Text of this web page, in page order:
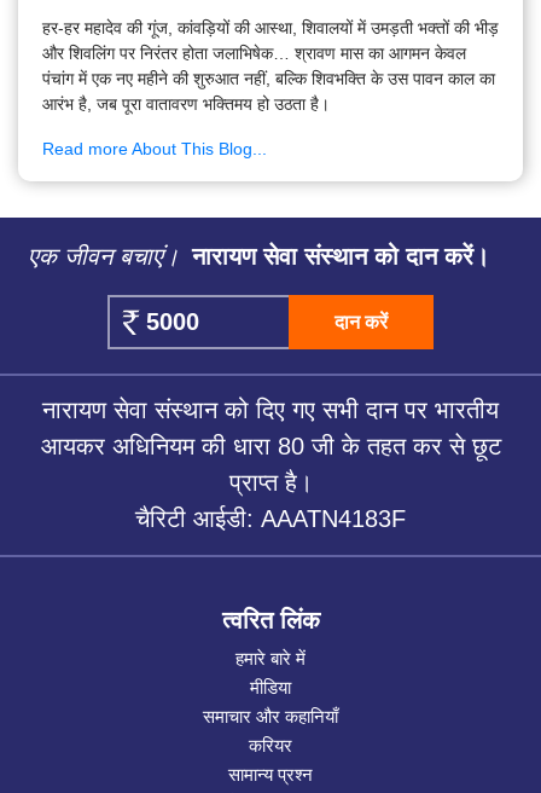
हर-हर महादेव की गूंज, कांवड़ियों की आस्था, शिवालयों में उमड़ती भक्तों की भीड़
और शिवलिंग पर निरंतर होता जलाभिषेक… श्रावण मास का आगमन केवल
पंचांग में एक नए महीने की शुरुआत नहीं, बल्कि शिवभक्ति के उस पावन काल का
आरंभ है, जब पूरा वातावरण भक्तिमय हो उठता है।
Read more About This Blog...
एक जीवन बचाएं। नारायण सेवा संस्थान को दान करें।
दान करें
नारायण सेवा संस्थान को दिए गए सभी दान पर भारतीय
आयकर अधिनियम की धारा 80 जी के तहत कर से छूट
प्राप्त है।
चैरिटी आईडी: AAATN4183F
त्वरित लिंक
हमारे बारे में
मीडिया
समाचार और कहानियाँ
करियर
सामान्य प्रश्न